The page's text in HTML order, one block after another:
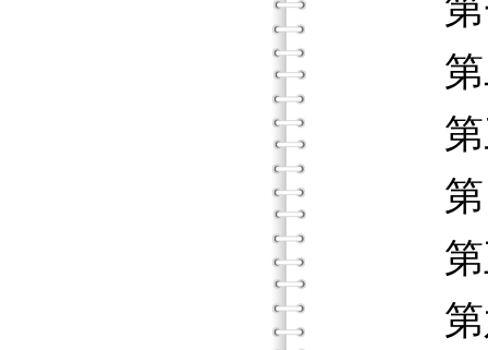
第一
第二
第三
第四
第五
第六